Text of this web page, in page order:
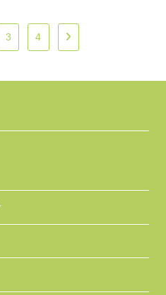
3 4